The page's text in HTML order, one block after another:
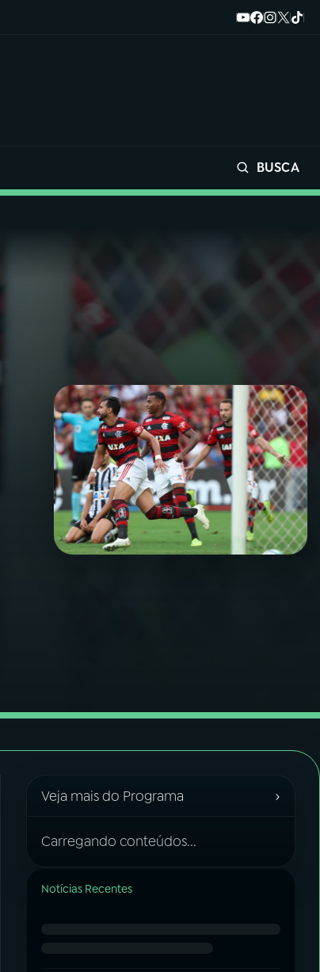
BUSCA
Veja mais do Programa ›
Carregando conteúdos...
Notícias Recentes